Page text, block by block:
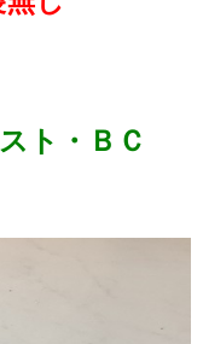
ト・ＢＣ